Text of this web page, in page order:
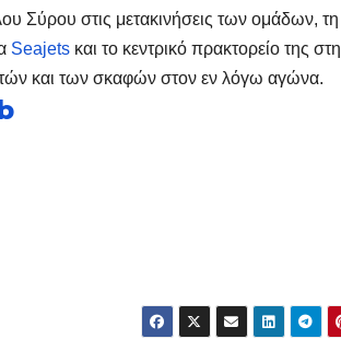
Σύρου στις μετακινήσεις των ομάδων, τη
Seajets και το κεντρικό πρακτορείο της στη
και των σκαφών στον εν λόγω αγώνα.